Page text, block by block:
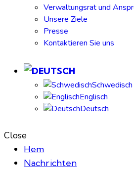
Verwaltungsrat und
Unsere Ziele
Presse
Kontaktieren Sie uns
Schwedisch
Englisch
Deutsch
Close
Hem
Nachrichten